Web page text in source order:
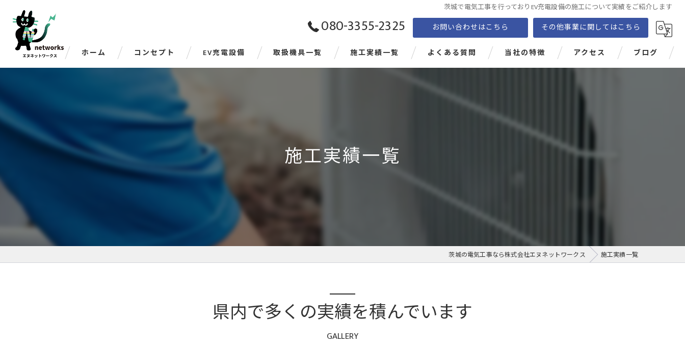
茨城で電気工事を行っておりEV充電設備の施工について実績をご紹介します
080-3355-2325 お問い合わせはこちら その他事業に関してはこちら
ホーム コンセプト EV充電設備 取扱機具一覧 施工実績一覧 よくある質問 当社の特徴
充電設備
アクセス ブログ
施工実績一覧
茨城の電気工事なら株式会社エヌネットワークス 施工実績一覧
県内で多くの実績を積んでいます
GALLERY